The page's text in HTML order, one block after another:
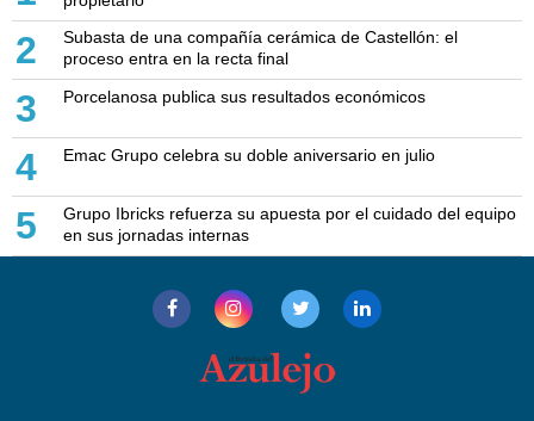
2
Subasta de una compañía cerámica de Castellón: el
proceso entra en la recta final
3 Porcelanosa publica sus resultados económicos
4 Emac Grupo celebra su doble aniversario en julio
5
Grupo Ibricks refuerza su apuesta por el cuidado del equipo
en sus jornadas internas